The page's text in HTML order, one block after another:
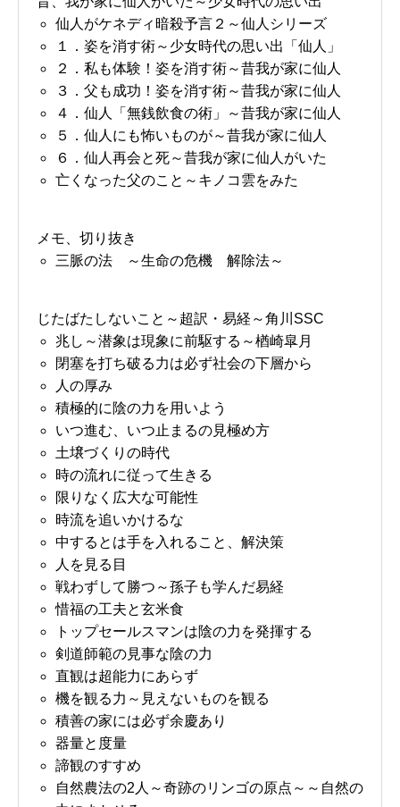
仙人がケネディ暗殺予言２～仙人シリーズ
１．姿を消す術～少女時代の思い出「仙人」
２．私も体験！姿を消す術～昔我が家に仙人
３．父も成功！姿を消す術～昔我が家に仙人
４．仙人「無銭飲食の術」～昔我が家に仙人
５．仙人にも怖いものが～昔我が家に仙人
６．仙人再会と死～昔我が家に仙人がいた
亡くなった父のこと～キノコ雲をみた
メモ、切り抜き
三脈の法 ～生命の危機 解除法～
じたばたしないこと～超訳・易経～角川SSC
兆し～潜象は現象に前駆する～楢崎皐月
閉塞を打ち破る力は必ず社会の下層から
人の厚み
積極的に陰の力を用いよう
いつ進む、いつ止まるの見極め方
土壌づくりの時代
時の流れに従って生きる
限りなく広大な可能性
時流を追いかけるな
中するとは手を入れること、解決策
人を見る目
戦わずして勝つ～孫子も学んだ易経
惜福の工夫と玄米食
トップセールスマンは陰の力を発揮する
剣道師範の見事な陰の力
直観は超能力にあらず
機を観る力～見えないものを観る
積善の家には必ず余慶あり
器量と度量
諦観のすすめ
自然農法の2人～奇跡のリンゴの原点～～自然の